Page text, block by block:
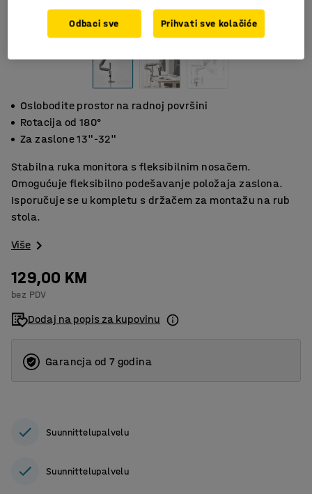
Oslobodite prostor na radnoj površini
Rotacija od 180°
Za zaslone 13"-32"
Stabilna ruka monitora s fleksibilnim nosačem.
Omogućuje fleksibilno podešavanje položaja zaslona.
Isporučuje se u kompletu s držačem za montažu na rub
stola.
Više
129,00 KM
bez PDV
Dodaj na popis za kupovinu
Garancja od 7 godina
Suunnittelupalvelu
Suunnittelupalvelu
Odbaci sve Prihvati sve kolačiće